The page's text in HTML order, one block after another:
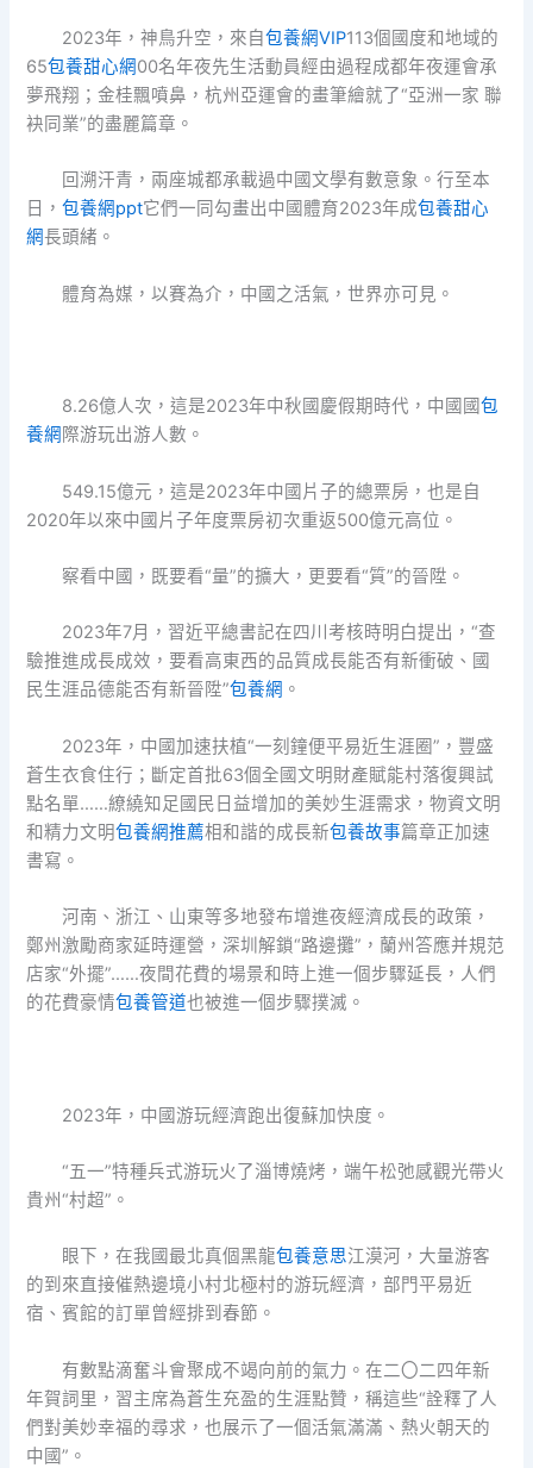
2023年，神鳥升空，來自包養網VIP113個國度和地域的
65包養甜心網00名年夜先生活動員經由過程成都年夜運會承
夢飛翔；金桂飄噴鼻，杭州亞運會的畫筆繪就了“亞洲一家 聯
袂同業”的盡麗篇章。
回溯汗青，兩座城都承載過中國文學有數意象。行至本
日，包養網ppt它們一同勾畫出中國體育2023年成包養甜心
網長頭緒。
體育為媒，以賽為介，中國之活氣，世界亦可見。
8.26億人次，這是2023年中秋國慶假期時代，中國國包
養網 際游玩出游人數。
549.15億元，這是2023年中國片子的總票房，也是自
2020年以來中國片子年度票房初次重返500億元高位。
察看中國，既要看“量”的擴大，更要看“質”的晉陞。
2023年7月，習近平總書記在四川考核時明白提出，“查
驗推進成長成效，要看高東西的品質成長能否有新衝破、國
民生涯品德能否有新晉陞”包養網 。
2023年，中國加速扶植“一刻鐘便平易近生涯圈”，豐盛
蒼生衣食住行；斷定首批63個全國文明財產賦能村落復興試
點名單……繚繞知足國民日益增加的美妙生涯需求，物資文明
和精力文明包養網推薦相和諧的成長新包養故事篇章正加速
書寫。
河南、浙江、山東等多地發布增進夜經濟成長的政策，
鄭州激勵商家延時運營，深圳解鎖“路邊攤”，蘭州答應并規范
店家“外擺”……夜間花費的場景和時上進一個步驟延長，人們
的花費豪情包養管道也被進一個步驟撲滅。
2023年，中國游玩經濟跑出復蘇加快度。
“五一”特種兵式游玩火了淄博燒烤，端午松弛感觀光帶火
貴州“村超”。
眼下，在我國最北真個黑龍包養意思江漠河，大量游客
的到來直接催熱邊境小村北極村的游玩經濟，部門平易近
宿、賓館的訂單曾經排到春節。
有數點滴奮斗會聚成不竭向前的氣力。在二〇二四年新
年賀詞里，習主席為蒼生充盈的生涯點贊，稱這些“詮釋了人
們對美妙幸福的尋求，也展示了一個活氣滿滿、熱火朝天的
中國”。